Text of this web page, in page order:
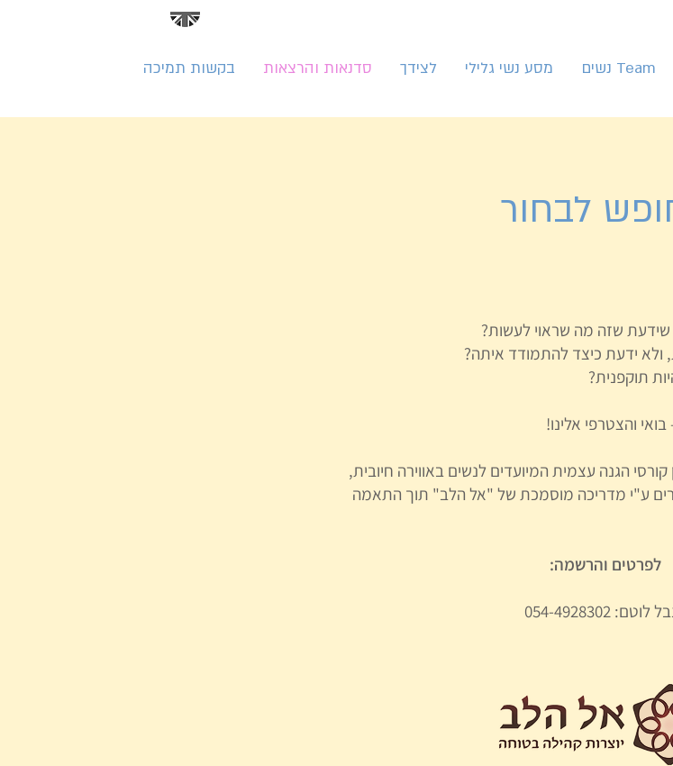
לבחור
שזה מה שראוי לעשות?
ולא ידעת כיצד להתמודד איתה?
תוקפנית?
והצטרפי אלינו!
הגנה עצמית המיועדים לנשים באווירה חיובית,
ע"י מדריכה מוסמכת של "אל הלב" תוך התאמה
לפרטים והרשמה:
054-4928302
Team נשים מסע נשי גלילי לצידך סדנאות והרצאות בקשות תמיכה